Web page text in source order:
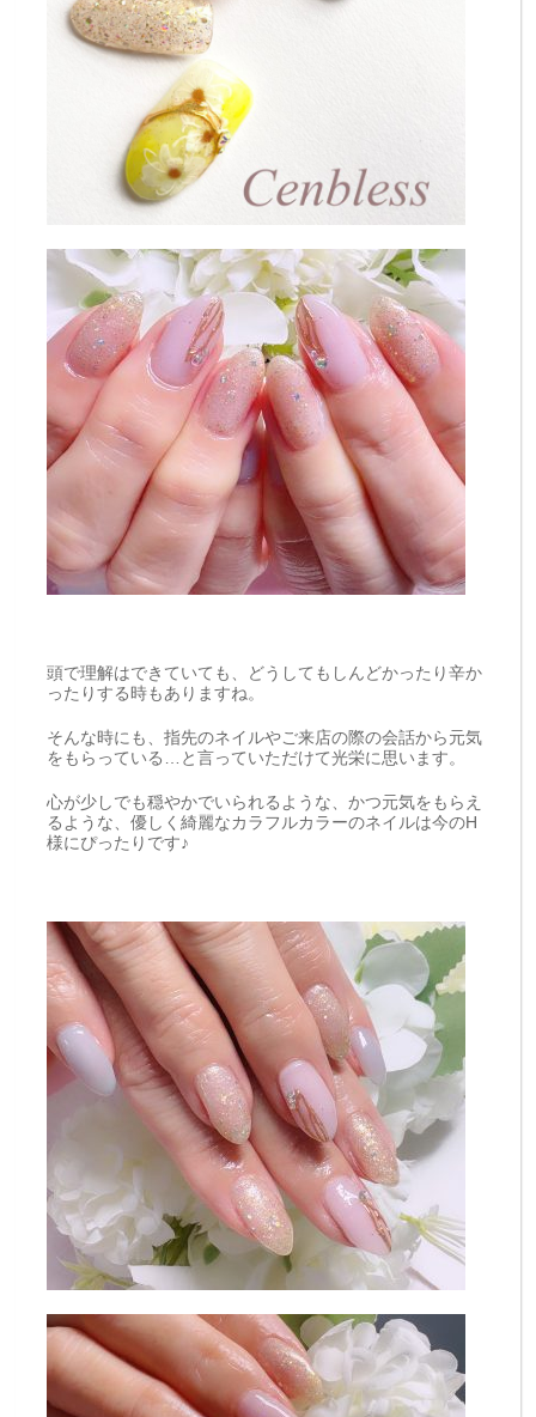
頭で理解はできていても、どうしてもしんどかったり辛か
ったりする時もありますね。
そんな時にも、指先のネイルやご来店の際の会話から元気
をもらっている…と言っていただけて光栄に思います。
心が少しでも穏やかでいられるような、かつ元気をもらえ
るような、優しく綺麗なカラフルカラーのネイルは今のH
様にぴったりです♪